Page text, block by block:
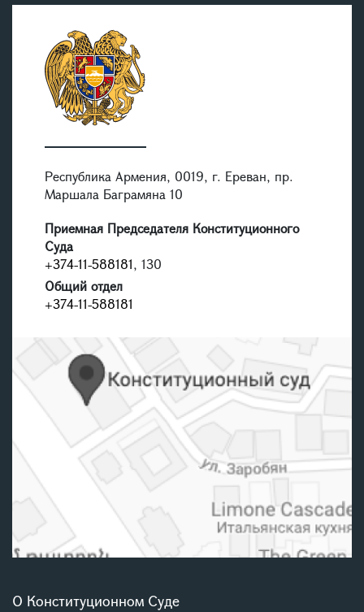
Республика Армения, 0019, г. Ереван, пр.
Маршала Баграмяна 10
Приемная Председателя Конституционного
Суда
+374-11-588181, 130
Общий отдел
+374-11-588181
О Конституционном Суде